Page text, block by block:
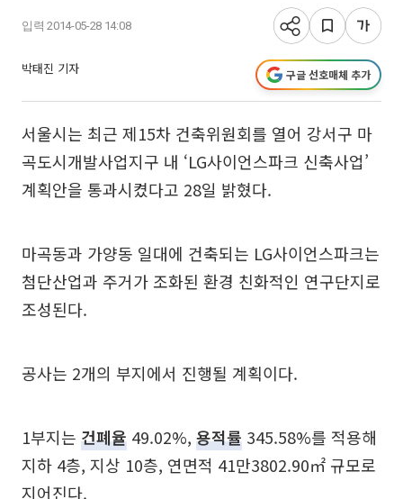
입력 2014-05-28 14:08
박태진 기자 구글 선호매체 추가
서울시는 최근 제15차 건축위원회를 열어 강서구 마
곡도시개발사업지구 내 ‘LG사이언스파크 신축사업’
계획안을 통과시켰다고 28일 밝혔다.
마곡동과 가양동 일대에 건축되는 LG사이언스파크는
첨단산업과 주거가 조화된 환경 친화적인 연구단지로
조성된다.
공사는 2개의 부지에서 진행될 계획이다.
1부지는 건폐율 49.02%, 용적률 345.58%를 적용해
지하 4층, 지상 10층, 연면적 41만3802.90㎡ 규모로
지어진다.